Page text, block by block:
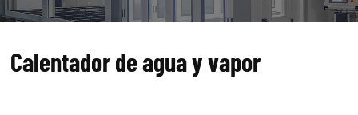
Calentador de agua y vapor